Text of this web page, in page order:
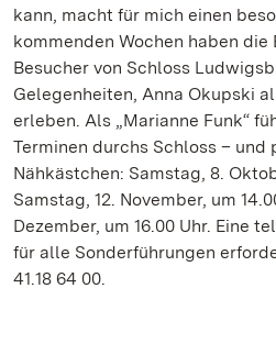
kann, macht für mich einen
kommenden Wochen haben die
Besucher von Schloss
Gelegenheiten, Anna Okupski
erleben. Als „Marianne Funk“
Terminen durchs Schloss – und
Nähkästchen: Samstag, 8.
Samstag, 12. November, um
Dezember, um 16.00 Uhr. Eine
für alle Sonderführungen
41.18 64 00.